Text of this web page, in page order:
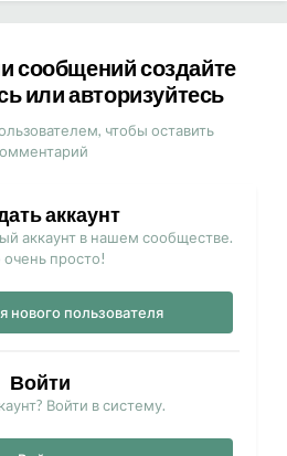
сообщений создайте
или авторизуйтесь
чтобы оставить
аккаунт
аккаунт в нашем сообществе.
очень просто!
нового пользователя
Войти
Войти в систему.